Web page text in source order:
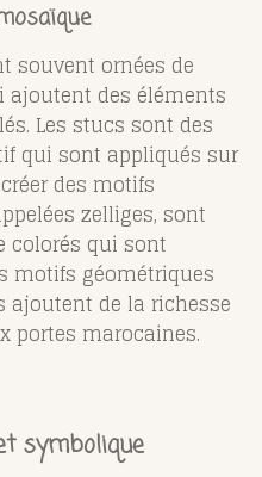
souvent ornées de
ajoutent des éléments
Les stucs sont des
qui sont appliqués sur
des motifs
zelliges, sont
colorés qui sont
motifs géométriques
ajoutent de la richesse
portes marocaines.
symbolique